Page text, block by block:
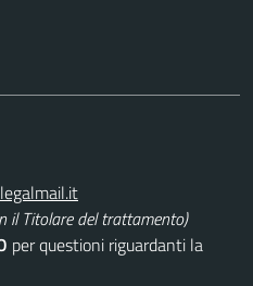
il Titolare del trattamento)
per questioni riguardanti la